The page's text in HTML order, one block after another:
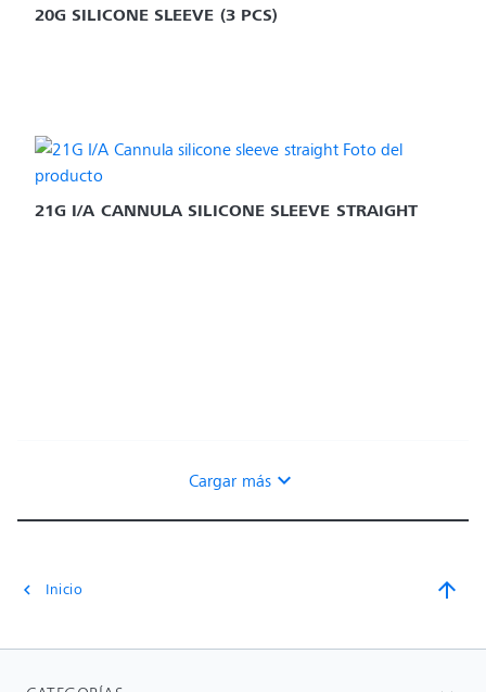
20G SILICONE SLEEVE (3 PCS)
21G I/A CANNULA SILICONE SLEEVE STRAIGHT
Cargar másexpand_more
chevron_left Inicio arrow_upward